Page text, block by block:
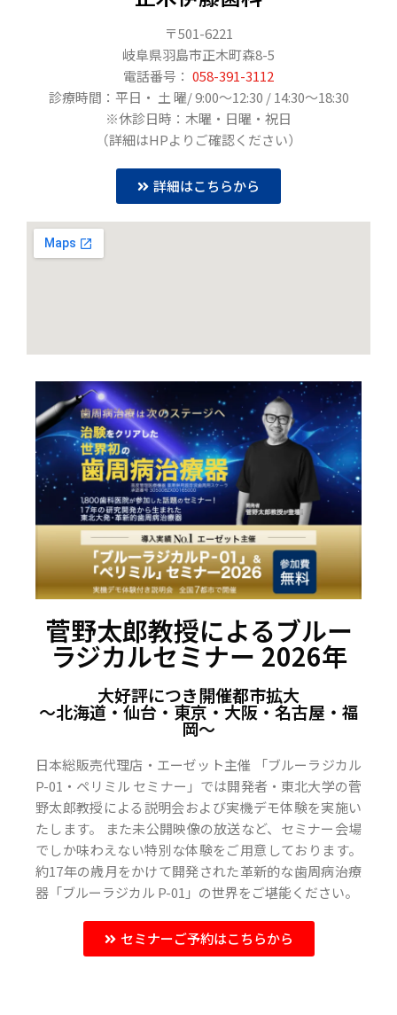
〒501-6221
岐阜県羽島市正木町森8-5
電話番号： 058-391-3112
診療時間：平日・ 土 曜/ 9:00〜12:30 / 14:30～18:30
※休診日時：木曜・日曜・祝日
（詳細はHPよりご確認ください）
詳細はこちらから
菅野太郎教授によるブルー
ラジカルセミナー 2026年
大好評につき開催都市拡大
〜北海道・仙台・東京・大阪・名古屋・福
岡〜
日本総販売代理店・エーゼット主催 「ブルーラジカル
P-01・ペリミル セミナー」では開発者・東北大学の菅
野太郎教授による説明会および実機デモ体験を実施い
たします。 また未公開映像の放送など、セミナー会場
でしか味わえない特別な体験をご用意しております。
約17年の歳月をかけて開発された革新的な歯周病治療
器「ブルーラジカル P-01」の世界をご堪能ください。
セミナーご予約はこちらから